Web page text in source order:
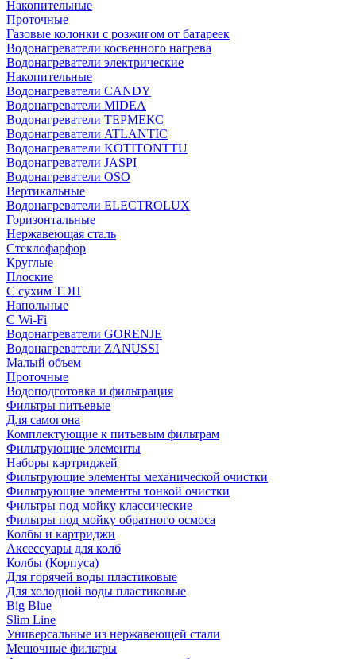
Накопительные
Проточные
Газовые колонки с розжигом от батареек
Водонагреватели косвенного нагрева
Водонагреватели электрические
Накопительные
Водонагреватели CANDY
Водонагреватели MIDEA
Водонагреватели ТЕРМЕКС
Водонагреватели ATLANTIC
Водонагреватели KOTITONTTU
Водонагреватели JASPI
Водонагреватели OSO
Вертикальные
Водонагреватели ELECTROLUX
Горизонтальные
Нержавеющая сталь
Стеклофарфор
Круглые
Плоские
С сухим ТЭН
Напольные
С Wi-Fi
Водонагреватели GORENJE
Водонагреватели ZANUSSI
Малый объем
Проточные
Водоподготовка и фильтрация
Фильтры питьевые
Для самогона
Комплектующие к питьевым фильтрам
Фильтрующие элементы
Наборы картриджей
Фильтрующие элементы механической очистки
Фильтрующие элементы тонкой очистки
Фильтры под мойку классические
Фильтры под мойку обратного осмоса
Колбы и картриджи
Аксессуары для колб
Колбы (Корпуса)
Для горячей воды пластиковые
Для холодной воды пластиковые
Big Blue
Slim Line
Универсальные из нержавеющей стали
Мешочные фильтры